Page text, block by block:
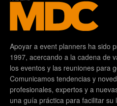
Apoyar a event planners ha sido
1997, acercando a la cadena de
los eventos y las reuniones para
Comunicamos tendencias y
profesionales, expertos y a
una guía práctica para facilitar su